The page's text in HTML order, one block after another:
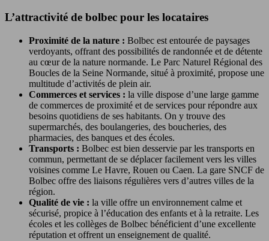
L’attractivité de bolbec pour les locataires
Proximité de la nature : Bolbec est entourée de paysages
verdoyants, offrant des possibilités de randonnée et de détente
au cœur de la nature normande. Le Parc Naturel Régional des
Boucles de la Seine Normande, situé à proximité, propose une
multitude d’activités de plein air.
Commerces et services : la ville dispose d’une large gamme
de commerces de proximité et de services pour répondre aux
besoins quotidiens de ses habitants. On y trouve des
supermarchés, des boulangeries, des boucheries, des
pharmacies, des banques et des écoles.
Transports : Bolbec est bien desservie par les transports en
commun, permettant de se déplacer facilement vers les villes
voisines comme Le Havre, Rouen ou Caen. La gare SNCF de
Bolbec offre des liaisons régulières vers d’autres villes de la
région.
Qualité de vie : la ville offre un environnement calme et
sécurisé, propice à l’éducation des enfants et à la retraite. Les
écoles et les collèges de Bolbec bénéficient d’une excellente
réputation et offrent un enseignement de qualité.